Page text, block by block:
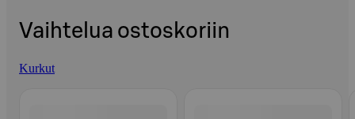
Vaihtelua ostoskoriin
Kurkut